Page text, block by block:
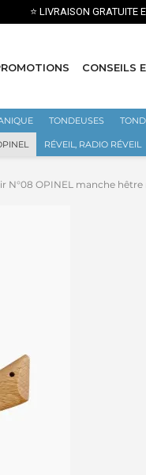
MÉTROPOLITAINE DÈS 70€ ⭐
CONSEILS
TONDEUSES
RÉVEIL, RADIO RÉVEIL
N°08 OPINEL manche